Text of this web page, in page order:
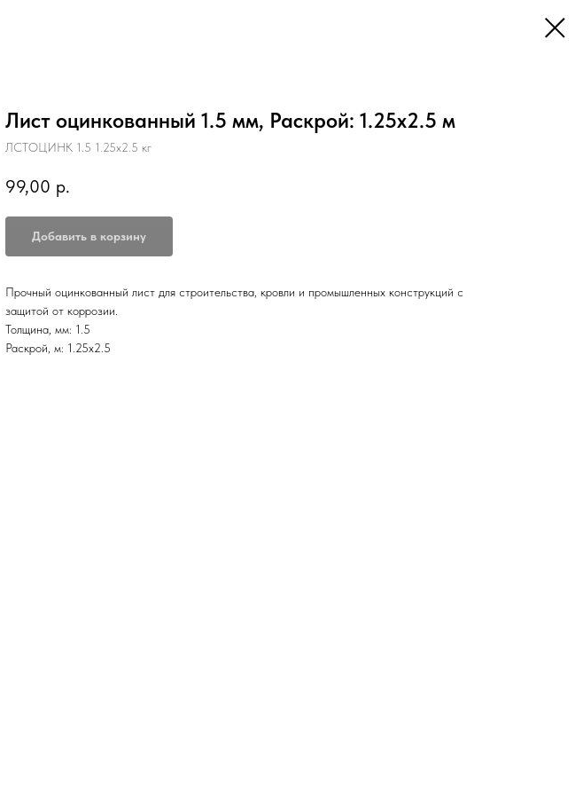
Лист оцинкованный 1.5 мм, Раскрой: 1.25х2.5 м
ЛСТОЦИНК 1.5 1.25х2.5 кг
99,00 р.
Добавить в корзину
Прочный оцинкованный лист для строительства, кровли и промышленных конструкций с
защитой от коррозии.
Толщина, мм: 1.5
Раскрой, м: 1.25х2.5